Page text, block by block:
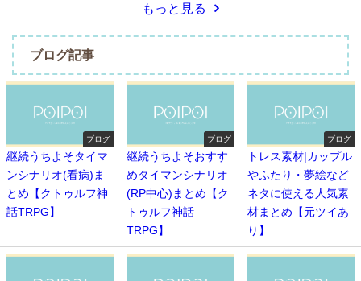
もっと見る
ブログ記事
ブログ
継続うちよそタイマ
ンシナリオ(看病)ま
とめ【クトゥルフ神
話TRPG】
ブログ
継続うちよそおすす
めタイマンシナリオ
(RP中心)まとめ【ク
トゥルフ神話
TRPG】
ブログ
トレス素材|カップル
やふたり・夢絵など
ネタに使える人気素
材まとめ【元ツイあ
り】